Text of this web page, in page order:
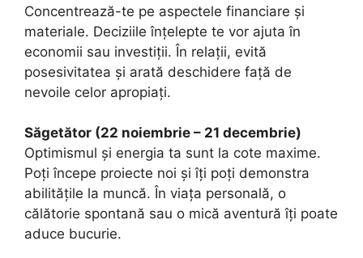
Concentrează-te pe aspectele financiare și
materiale. Deciziile înțelepte te vor ajuta în
economii sau investiții. În relații, evită
posesivitatea și arată deschidere față de
nevoile celor apropiați.
Săgetător (22 noiembrie – 21 decembrie)
Optimismul și energia ta sunt la cote maxime.
Poți începe proiecte noi și îți poți demonstra
abilitățile la muncă. În viața personală, o
călătorie spontană sau o mică aventură îți poate
aduce bucurie.